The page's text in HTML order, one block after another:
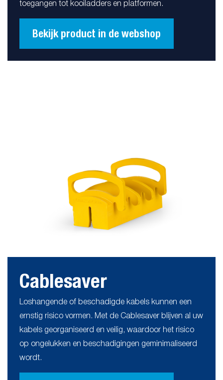
toegangen tot kooiladders en platformen.
Bekijk product in de webshop
Cablesaver
Loshangende of beschadigde kabels kunnen een
ernstig risico vormen. Met de Cablesaver blijven al uw
kabels georganiseerd en veilig, waardoor het risico
op ongelukken en beschadigingen geminimaliseerd
wordt.